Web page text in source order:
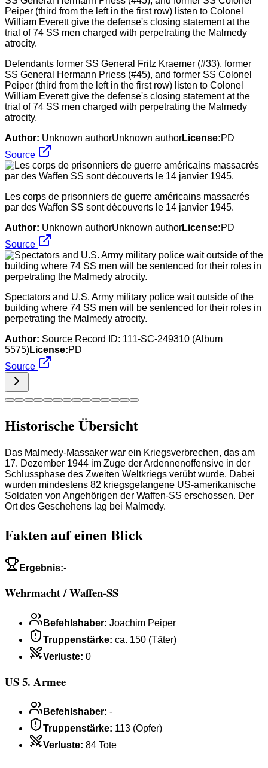
Defendants former SS General Fritz Kraemer (#33), former
SS General Hermann Priess (#45), and former SS Colonel
Peiper (third from the left in the first row) listen to Colonel
William Everett give the defense's closing statement at the
trial of 74 SS men charged with perpetrating the Malmedy
atrocity.
Author: Unknown authorUnknown authorLicense:PD
Source
Les corps de prisonniers de guerre américains massacrés
par des Waffen SS sont découverts le 14 janvier 1945.
Author: Unknown authorUnknown authorLicense:PD
Source
Spectators and U.S. Army military police wait outside of the
building where 74 SS men will be sentenced for their roles in
perpetrating the Malmedy atrocity.
Author: Source Record ID: 111-SC-249310 (Album
5575)License:PD
Source
Historische Übersicht
Das Malmedy-Massaker war ein Kriegsverbrechen, das am
17. Dezember 1944 im Zuge der Ardennenoffensive in der
Schlussphase des Zweiten Weltkriegs verübt wurde. Dabei
wurden mindestens 82 kriegsgefangene US-amerikanische
Soldaten von Angehörigen der Waffen-SS erschossen. Der
Ort des Geschehens lag bei Malmedy.
Fakten auf einen Blick
Ergebnis:-
Wehrmacht / Waffen-SS
Befehlshaber: Joachim Peiper
Truppenstärke: ca. 150 (Täter)
Verluste: 0
US 5. Armee
Befehlshaber: -
Truppenstärke: 113 (Opfer)
Verluste: 84 Tote